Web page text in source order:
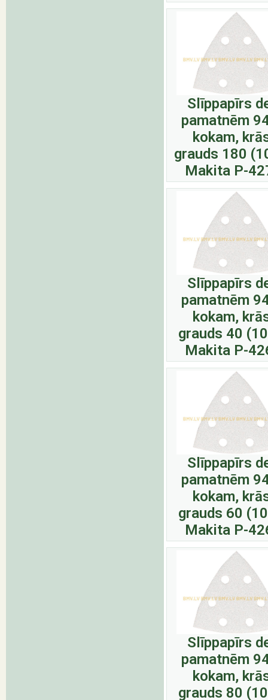
Slīppapīrs
pamatnēm
kokam,
grauds 180
Makita P-
Slīppapīrs
pamatnēm
kokam,
grauds 40
Makita P-
Slīppapīrs
pamatnēm
kokam,
grauds 60
Makita P-
Slīppapīrs
pamatnēm
kokam,
grauds 80